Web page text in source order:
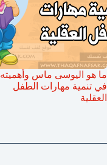
ما هو اليوسى ماس وأهميته
في تنمية مهارات الطفل
العقلية